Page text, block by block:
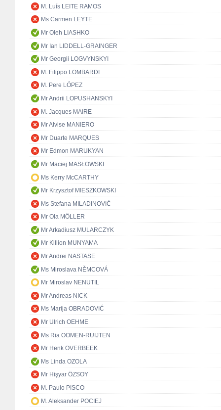
M. Luís LEITE RAMOS
Ms Carmen LEYTE
Mr Oleh LIASHKO
Mr Ian LIDDELL-GRAINGER
Mr Georgii LOGVYNSKYI
M. Filippo LOMBARDI
M. Pere LÓPEZ
Mr Andrii LOPUSHANSKYI
M. Jacques MAIRE
Mr Alvise MANIERO
Mr Duarte MARQUES
Mr Edmon MARUKYAN
Mr Maciej MASŁOWSKI
Ms Kerry McCARTHY
Mr Krzysztof MIESZKOWSKI
Ms Stefana MILADINOVIĆ
Mr Ola MÖLLER
Mr Arkadiusz MULARCZYK
Mr Killion MUNYAMA
Mr Andrei NASTASE
Ms Miroslava NĚMCOVÁ
Mr Miroslav NENUTIL
Mr Andreas NICK
Ms Marija OBRADOVIĆ
Mr Ulrich OEHME
Ms Ria OOMEN-RUIJTEN
Mr Henk OVERBEEK
Ms Linda OZOLA
Mr Hişyar ÖZSOY
M. Paulo PISCO
M. Aleksander POCIEJ